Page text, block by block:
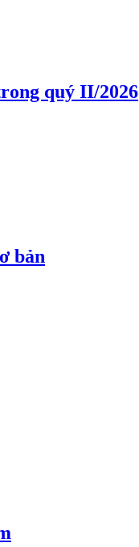
quý II/2026
bản